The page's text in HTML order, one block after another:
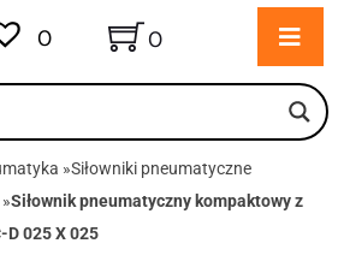
0 0
»Siłowniki pneumatyczne
»Siłownik pneumatyczny kompaktowy z
025 X 025